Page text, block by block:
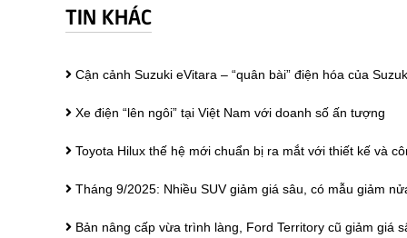
TIN KHÁC
Cận cảnh Suzuki eVitara – “quân bài” điện hóa của
Xe điện “lên ngôi” tại Việt Nam với doanh số ấn tượng
Toyota Hilux thế hệ mới chuẩn bị ra mắt với thiết kế và
Tháng 9/2025: Nhiều SUV giảm giá sâu, có mẫu giảm
Bản nâng cấp vừa trình làng, Ford Territory cũ giảm giá